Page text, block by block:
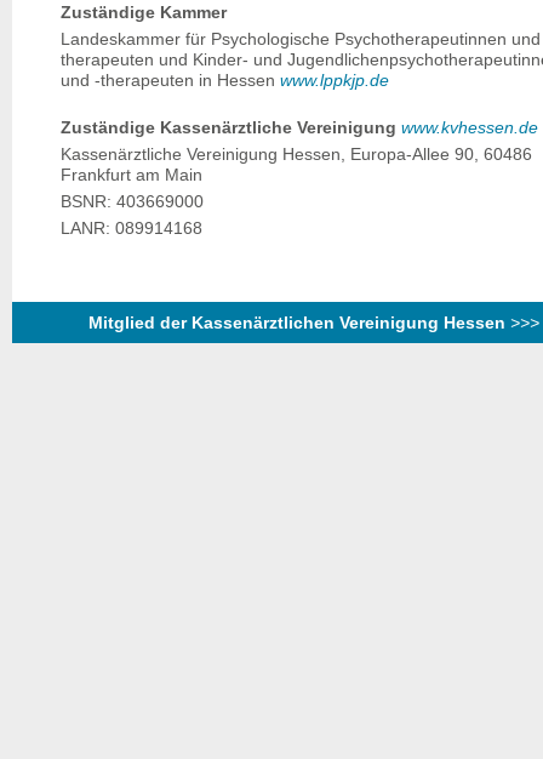
Zuständige Kammer
Landeskammer für Psychologische Psychotherapeutinnen
therapeuten und Kinder- und
und -therapeuten in Hessen www.lppkjp.de
Zuständige Kassenärztliche Vereinigung www.kvhessen.de
Kassenärztliche Vereinigung Hessen, Europa-Allee 90, 60486
Frankfurt am Main
BSNR: 403669000
LANR: 089914168
Mitglied der Kassenärztlichen Vereinigung Hessen